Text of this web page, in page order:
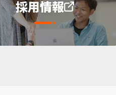
採用情報